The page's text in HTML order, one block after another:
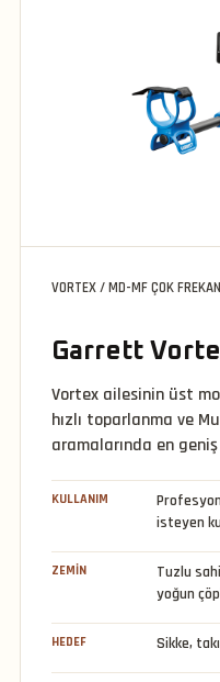
VORTEX / MD-MF ÇOK
Garrett
Vortex ailesinin üst
hızlı toparlanma ve
aramalarında en
KULLANIM
isteyen
ZEMIN
Tuzlu
yoğun
HEDEF Sikke,